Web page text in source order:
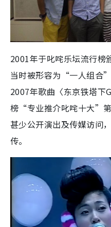
2001年于叱咤乐坛流行
当时被形容为“一人组合”
2007年歌曲〈东京铁塔
榜“专业推介叱咤十大”第
甚少公开演出及传媒访问
传。